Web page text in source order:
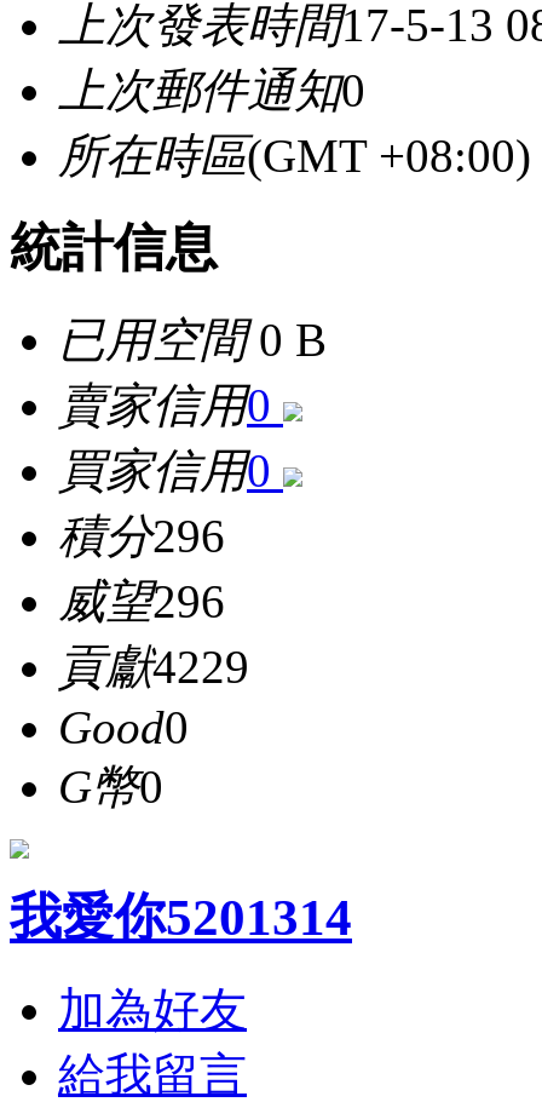
上次發表時間17-5-13
上次郵件通知0
所在時區(GMT
統計信息
已用空間0 B
賣家信用0
買家信用0
積分296
威望296
貢獻4229
Good0
G幣0
我愛你5201314
加為好友
給我留言